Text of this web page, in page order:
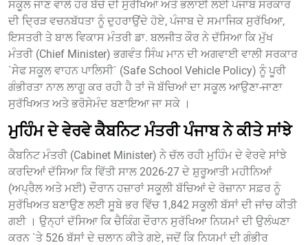
ਸਕੂਲ ਜਾਣ ਵਾਲੇ ਹਰ ਬੱਚੇ ਦੀ ਸੁਰੱਖਿਆ ਅਤੇ ਭਲਾਈ ਲਈ ਪੰਜਾਬ ਸਰਕਾਰ
ਦੀ ਦ੍ਰਿੜ ਵਚਨਬੱਧਤਾ ਨੂੰ ਦੁਹਰਾਉਂਦੇ ਹੋਏ, ਪੰਜਾਬ ਦੇ ਸਮਾਜਿਕ ਸੁਰੱਖਿਆ,
ਇਸਤਰੀ ਤੇ ਬਾਲ ਵਿਕਾਸ ਮੰਤਰੀ ਡਾ. ਬਲਜੀਤ ਕੌਰ ਨੇ ਦੱਸਿਆ ਕਿ ਮੁੱਖ
ਮੰਤਰੀ (Chief Minister) ਭਗਵੰਤ ਸਿੰਘ ਮਾਨ ਦੀ ਅਗਵਾਈ ਵਾਲੀ ਸਰਕਾਰ
`ਸੇਫ ਸਕੂਲ ਵਾਹਨ ਪਾਲਿਸੀ` (Safe School Vehicle Policy) ਨੂੰ ਪੂਰੀ
ਗੰਭੀਰਤਾ ਨਾਲ ਲਾਗੂ ਕਰ ਰਹੀ ਹੈ ਤਾਂ ਜੋ ਬੱਚਿਆਂ ਦਾ ਸਕੂਲ ਆਉਣਾ-ਜਾਣਾ
ਸੁਰੱਖਿਅਤ ਅਤੇ ਭਰੋਸੇਮੰਦ ਬਣਾਇਆ ਜਾ ਸਕੇ ।
ਮੁਹਿੰਮ ਦੇ ਵੇਰਵੇ ਕੈਬਨਿਟ ਮੰਤਰੀ ਪੰਜਾਬ ਨੇ ਕੀਤੇ ਸਾਂਝੇ
ਕੈਬਨਿਟ ਮੰਤਰੀ (Cabinet Minister) ਨੇ ਚੱਲ ਰਹੀ ਮੁਹਿੰਮ ਦੇ ਵੇਰਵੇ ਸਾਂਝੇ
ਕਰਦਿਆਂ ਦੱਸਿਆ ਕਿ ਵਿੱਤੀ ਸਾਲ 2026-27 ਦੇ ਸ਼ੁਰੂਆਤੀ ਮਹੀਨਿਆਂ
(ਅਪ੍ਰੈਲ ਅਤੇ ਮਈ) ਦੌਰਾਨ ਹਜ਼ਾਰਾਂ ਸਕੂਲੀ ਬੱਚਿਆਂ ਦੇ ਰੋਜ਼ਾਨਾ ਸਫ਼ਰ ਨੂੰ
ਸੁਰੱਖਿਅਤ ਬਣਾਉਣ ਲਈ ਸੂਬੇ ਭਰ ਵਿੱਚ 1,842 ਸਕੂਲੀ ਬੱਸਾਂ ਦੀ ਜਾਂਚ ਕੀਤੀ
ਗਈ । ਉਨ੍ਹਾਂ ਦੱਸਿਆ ਕਿ ਚੈਕਿੰਗ ਦੌਰਾਨ ਸੁਰੱਖਿਆ ਨਿਯਮਾਂ ਦੀ ਉਲੰਘਣਾ
ਕਰਨ `ਤੇ 526 ਬੱਸਾਂ ਦੇ ਚਲਾਨ ਕੀਤੇ ਗਏ, ਜਦੋਂ ਕਿ ਨਿਯਮਾਂ ਦੀ ਗੰਭੀਰ